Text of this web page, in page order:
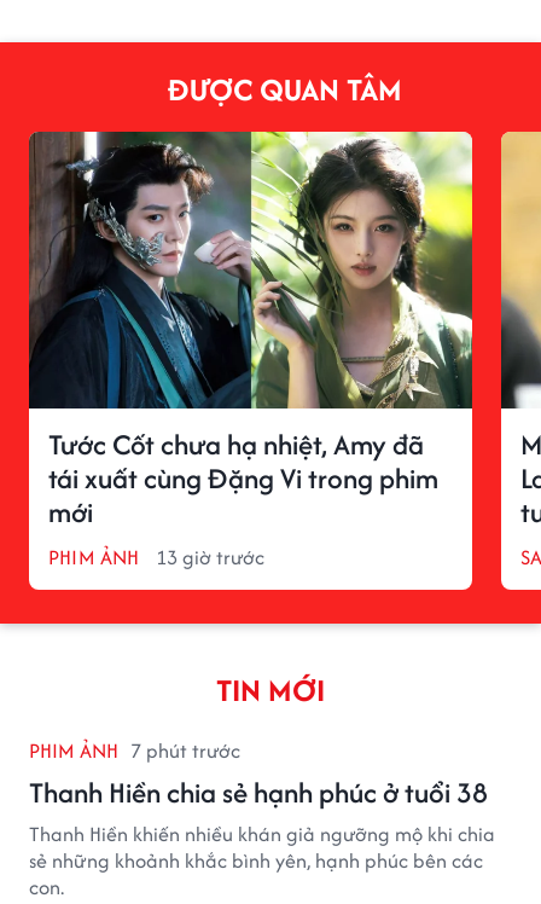
ĐƯỢC QUAN TÂM
Tước Cốt chưa hạ nhiệt, Amy đã
tái xuất cùng Đặng Vi trong phim
mới
PHIM ẢNH 13 giờ trước
TIN MỚI
PHIM ẢNH 7 phút trước
Thanh Hiền chia sẻ hạnh phúc ở tuổi 38
Thanh Hiền khiến nhiều khán giả ngưỡng mộ khi chia
sẻ những khoảnh khắc bình yên, hạnh phúc bên các
con.